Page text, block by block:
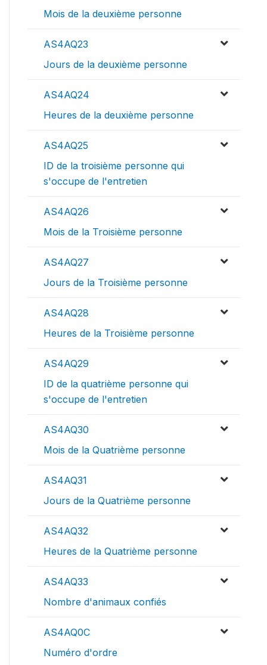
Mois de la deuxième personne
AS4AQ23
Jours de la deuxième personne
AS4AQ24
Heures de la deuxième personne
AS4AQ25
ID de la troisième personne qui
s'occupe de l'entretien
AS4AQ26
Mois de la Troisième personne
AS4AQ27
Jours de la Troisième personne
AS4AQ28
Heures de la Troisième personne
AS4AQ29
ID de la quatrième personne qui
s'occupe de l'entretien
AS4AQ30
Mois de la Quatrième personne
AS4AQ31
Jours de la Quatrième personne
AS4AQ32
Heures de la Quatrième personne
AS4AQ33
Nombre d'animaux confiés
AS4AQ0C
Numéro d'ordre